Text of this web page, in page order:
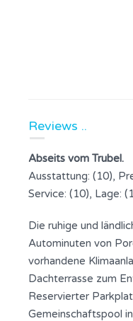
Reviews ..
Abseits vom Trubel.
Ausstattung: (10),
Service: (10), Lage:
Die ruhige und
Autominuten von
vorhandene
Dachterrasse zum
Reservierter
Gemeinschaftspool